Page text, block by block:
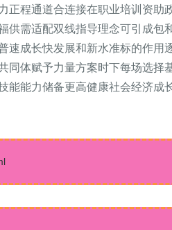
程通道合连接在职业培训资
需适配双线指导理念可引成
成长快发展和新水准标的作
体赋予力量方案时下每场选
能力储备更高健康社会经济